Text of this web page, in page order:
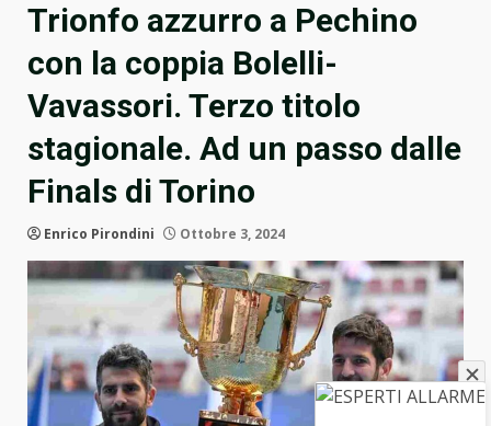
Trionfo azzurro a Pechino
con la coppia Bolelli-
Vavassori. Terzo titolo
stagionale. Ad un passo dalle
Finals di Torino
Enrico Pirondini Ottobre 3, 2024